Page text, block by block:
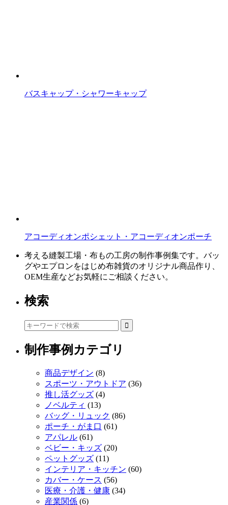
バスキャップ・シャワーキャップ
アコーディオンポシェット・アコーディオンポーチ
考える縫製工場・布もの工房の制作事例集です。バッ
グやエプロンをはじめ布雑貨のオリジナル商品作り、
OEM生産などお気軽にご相談ください。
検索
制作事例カテゴリ
商品デザイン (8)
スポーツ・アウトドア (36)
推し活グッズ (4)
ノベルティ (13)
バッグ・リュック (86)
ポーチ・がま口 (61)
アパレル (61)
ベビー・キッズ (20)
ペットグッズ (11)
インテリア・キッチン (60)
カバー・ケース (56)
医療・介護・健康 (34)
産業関係 (6)